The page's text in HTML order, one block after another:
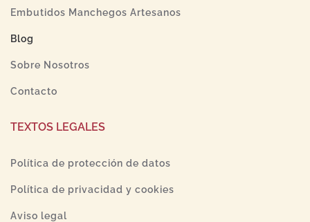
Embutidos Manchegos Artesanos
Blog
Sobre Nosotros
Contacto
TEXTOS LEGALES
Política de protección de datos
Política de privacidad y cookies
Aviso legal